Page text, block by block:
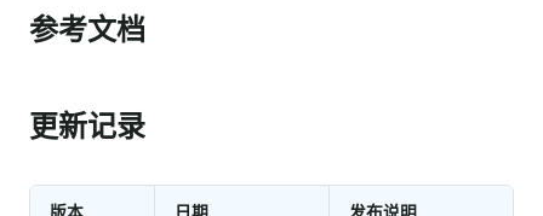
参考文档
更新记录
版本 日期 发布说明